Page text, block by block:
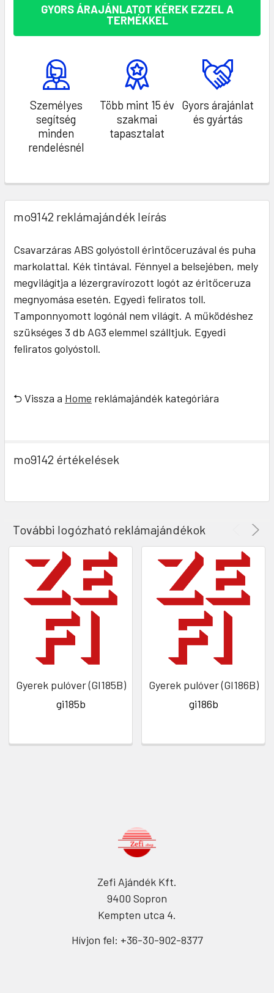
GYORS ÁRAJÁNLATOT KÉREK EZZEL A
TERMÉKKEL
Személyes
segítség
minden
rendelésnél
Több mint 15 év
szakmai
tapasztalat
Gyors árajánlat
és gyártás
mo9142 reklámajándék leírás
Csavarzáras ABS golyóstoll érintőceruzával és puha
markolattal. Kék tintával. Fénnyel a belsejében, mely
megvilágítja a lézergravírozott logót az éritőceruza
megnyomása esetén. Egyedi feliratos toll.
Tamponnyomott logónál nem világít. A működéshez
szükséges 3 db AG3 elemmel szálltjuk. Egyedi
feliratos golyóstoll.
⮌ Vissza a Home reklámajándék kategóriára
mo9142 értékelések
További logózható reklámajándékok
Gyerek pulóver (GI185B)
gi185b
Gyerek pulóver (GI186B)
gi186b
Zefi Ajándék Kft.
9400 Sopron
Kempten utca 4.
Hívjon fel: +36-30-902-8377